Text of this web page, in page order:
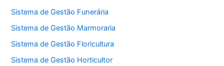
Sistema de Gestão Funerária
Sistema de Gestão Marmoraria
Sistema de Gestão Floricultura
Sistema de Gestão Horticultor